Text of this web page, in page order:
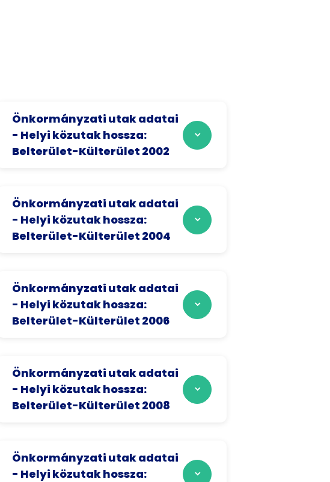
Önkormányzati utak adatai
- Helyi közutak hossza:
Belterület-Külterület 2002
Önkormányzati utak adatai
- Helyi közutak hossza:
Belterület-Külterület 2004
Önkormányzati utak adatai
- Helyi közutak hossza:
Belterület-Külterület 2006
Önkormányzati utak adatai
- Helyi közutak hossza:
Belterület-Külterület 2008
Önkormányzati utak adatai
- Helyi közutak hossza: